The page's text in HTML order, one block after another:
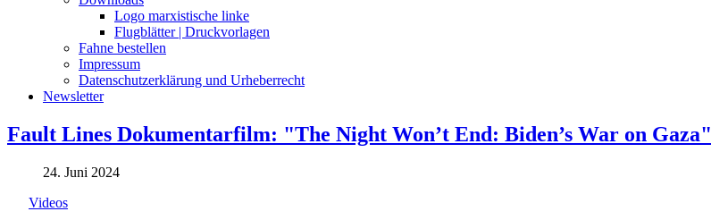
Logo marxistische linke
Flugblätter | Druckvorlagen
Fahne bestellen
Impressum
Datenschutzerklärung und Urheberrecht
Newsletter
Fault Lines Dokumentarfilm: "The Night Won’t End: Biden’s War on Gaza"
24. Juni 2024
Videos